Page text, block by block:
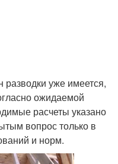
разводки уже имеется,
ожидаемой
расчеты указано
вопрос только в
и норм.